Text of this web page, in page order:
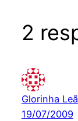
2
Glorinha
19/07/2009